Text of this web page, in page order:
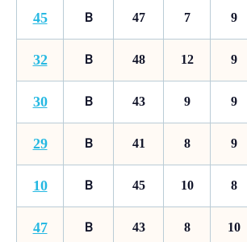
45 Ｂ 47 7 9
32 Ｂ 48 12 9
30 Ｂ 43 9 9
29 Ｂ 41 8 9
10 Ｂ 45 10 8
47 Ｂ 43 8 10